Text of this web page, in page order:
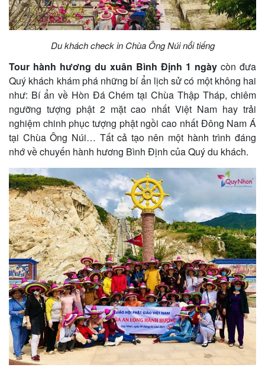
Du khách check in Chùa Ông Núi nổi tiếng
Tour hành hương du xuân Bình Định 1 ngày còn đưa
Quý khách khám phá những bí ẩn lịch sử có một không hai
như: Bí ẩn về Hòn Đá Chém tại Chùa Thập Tháp, chiêm
ngưỡng tượng phật 2 mặt cao nhất Việt Nam hay trải
nghiệm chinh phục tượng phật ngồi cao nhất Đông Nam Á
tại Chùa Ông Núi… Tất cả tạo nên một hành trình đáng
nhớ về chuyến hành hương Bình Định của Quý du khách.